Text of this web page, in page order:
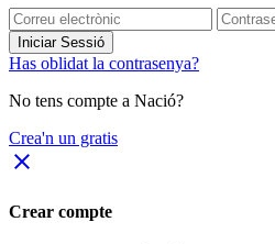
Iniciar Sessió
Has oblidat la contrasenya?
No tens compte a Nació?
Crea'n un gratis
close
Crear compte